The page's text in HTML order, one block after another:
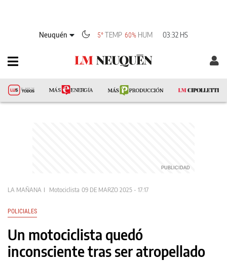
Neuquén 5°TEMP 60% HUM 03:32 HS
LA MAÑANA Motociclista 09 DE MARZO 2025 - 17:17
POLICIALES
Un motociclista quedó
inconsciente tras ser atropellado